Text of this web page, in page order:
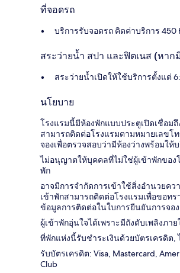
ที่จอดรถ
บริการรับจอดรถ คิดค่าบริการ 450
สระว่ายน้ำ สปา และฟิตเนส (หาก
สระว่ายน้ำเปิดให้ใช้บริการตั้งแต่
นโยบาย
โรงแรมนี้มีห้องพักแบบประตูเปิดเชื่อม
สามารถติดต่อโรงแรมตามหมายเลขโ
จองเพื่อตรวจสอบว่ามีห้องว่างพร้อมให้
ไม่อนุญาตให้บุคคลที่ไม่ใช่ผู้เข้าพักของ
พัก
อาจมีการจำกัดการเข้าใช้สิ่งอำนวยคว
เข้าพักสามารถติดต่อโรงแรมเพื่อขอทร
ข้อมูลการติดต่อในใบการยืนยันการจอง
ผู้เข้าพักอุ่นใจได้เพราะมีถังดับเพลิงภา
ที่พักแห่งนี้รับชำระเงินด้วยบัตรเครดิต,
รับบัตรเครดิต: Visa, Mastercard,
Club